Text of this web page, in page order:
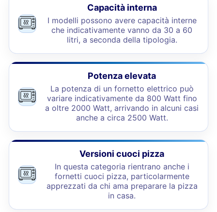
Capacità interna
I modelli possono avere capacità interne
che indicativamente vanno da 30 a 60
litri, a seconda della tipologia.
Potenza elevata
La potenza di un fornetto elettrico può
variare indicativamente da 800 Watt fino
a oltre 2000 Watt, arrivando in alcuni casi
anche a circa 2500 Watt.
Versioni cuoci pizza
In questa categoria rientrano anche i
fornetti cuoci pizza, particolarmente
apprezzati da chi ama preparare la pizza
in casa.